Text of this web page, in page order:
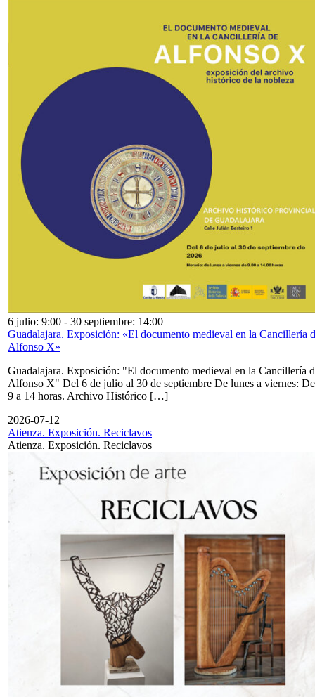
6 julio: 9:00 - 30 septiembre: 14:00
Guadalajara. Exposición: «El documento medieval en la Cancillería
Alfonso X»
Guadalajara. Exposición: "El documento medieval en la Cancillería
Alfonso X" Del 6 de julio al 30 de septiembre De lunes a viernes: De
9 a 14 horas. Archivo Histórico […]
2026-07-12
Atienza. Exposición. Reciclavos
Atienza. Exposición. Reciclavos